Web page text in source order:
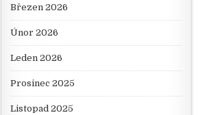
Březen 2026
Únor 2026
Leden 2026
Prosinec 2025
Listopad 2025